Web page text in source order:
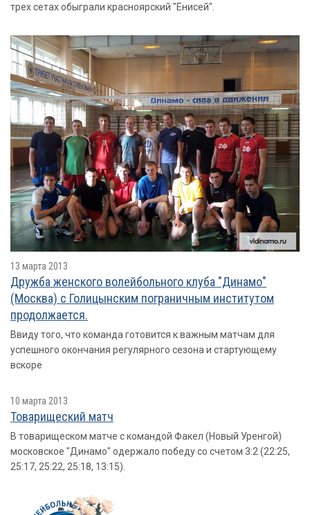
трех сетах обыграли красноярский "Енисей".
13 марта 2013
Дружба женского волейбольного клуба "Динамо"
(Москва) с Голицынским пограничным институтом
продолжается.
Ввиду того, что команда готовится к важным матчам для
успешного окончания регулярного сезона и стартующему
вскоре
10 марта 2013
Товарищеский матч
В товарищеском матче с командой Факел (Новый Уренгой)
московское "Динамо" одержало победу со счетом 3:2 (22:25,
25:17, 25:22, 25:18, 13:15).